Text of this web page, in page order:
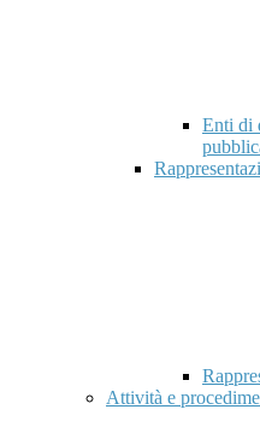
Enti di
Attività e